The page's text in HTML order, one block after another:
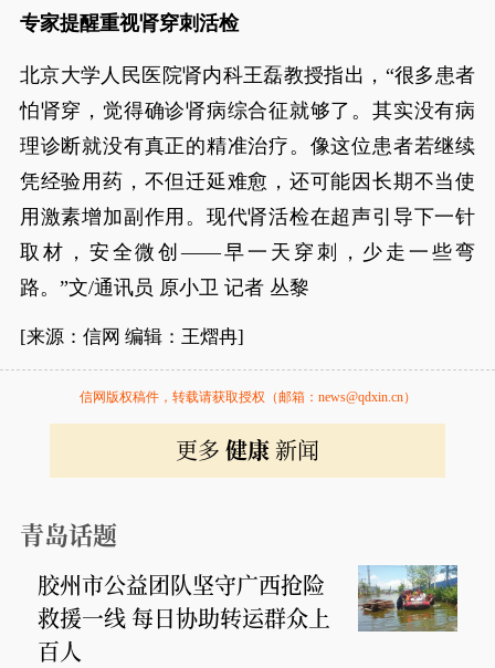
专家提醒重视肾穿刺活检
北京大学人民医院肾内科王磊教授指出，“很多患者
怕肾穿，觉得确诊肾病综合征就够了。其实没有病
理诊断就没有真正的精准治疗。像这位患者若继续
凭经验用药，不但迁延难愈，还可能因长期不当使
用激素增加副作用。现代肾活检在超声引导下一针
取材，安全微创——早一天穿刺，少走一些弯
路。”文/通讯员 原小卫 记者 丛黎
[来源：信网 编辑：王熠冉]
信网版权稿件，转载请获取授权（邮箱：news@qdxin.cn）
更多 健康新闻
青岛话题
胶州市公益团队坚守广西抢险
救援一线 每日协助转运群众上
百人